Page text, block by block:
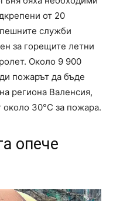
от 20
служби
за горещите летни
Около 9 900
пожарът да бъде
региона Валенсия,
30°C за пожара.
опече